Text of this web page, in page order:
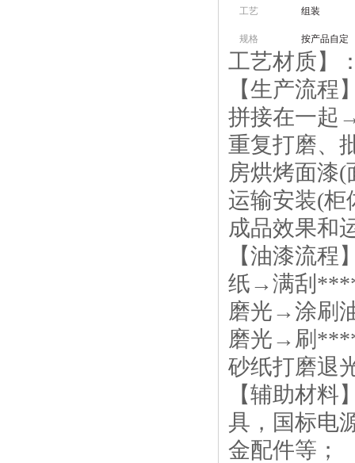
工艺 组装
规格 按产品自定
工艺材质】
【生产流
拼接在一起
重复打磨、
房烘烤面漆
运输安装(柜
成品效果和
【油漆流
纸→满刮
磨光→涂刷
磨光→刷
砂纸打磨退
【辅助材
具，国标电
金配件等；